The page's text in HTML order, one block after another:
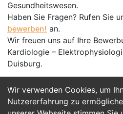
Wir verwenden Cookies, um
Nutzererfahrung zu
Gesundheitswesen.
Haben Sie Fragen? Rufen Sie
bewerben! an.
Wir freuen uns auf Ihre
Kardiologie –
Duisburg.
Jetzt